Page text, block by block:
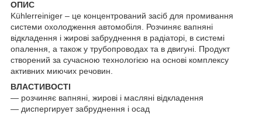
ОПИС
Kühlerreiniger – це концентрований засіб для промивання
системи охолодження автомобіля. Розчиняє вапняні
відкладення і жирові забруднення в радіаторі, в системі
опалення, а також у трубопроводах та в двигуні. Продукт
створений за сучасною технологією на основі комплексу
активних миючих речовин.
ВЛАСТИВОСТІ
― розчиняє вапняні, жирові і масляні відкладення
― диспергирует забруднення і осад